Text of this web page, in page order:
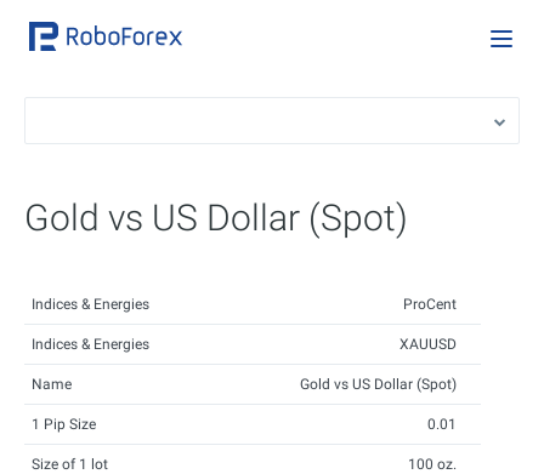
Gold vs US Dollar (Spot)
Indices & Energies ProCent
Indices & Energies XAUUSD
Name Gold vs US Dollar (Spot)
1 Pip Size 0.01
Size of 1 lot 100 oz.